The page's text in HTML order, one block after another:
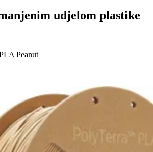
udjelom plastike
Peanut